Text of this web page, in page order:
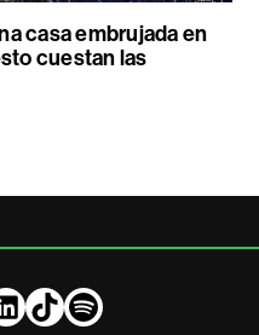
casa embrujada en
cuestan las